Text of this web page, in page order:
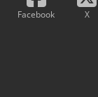
Facebook X